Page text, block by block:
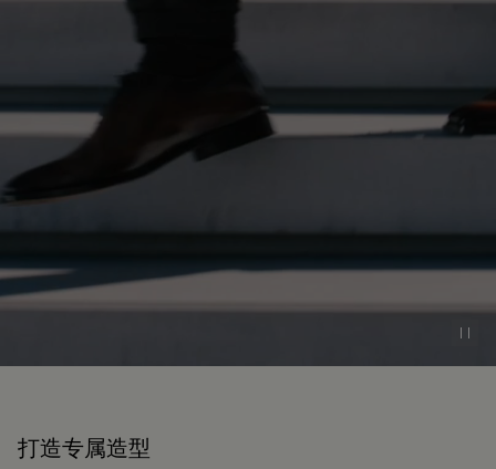
打造专属造型